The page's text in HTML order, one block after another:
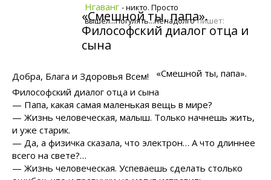
Нгаванг - никто. Просто
вышел...погулять...ненадолго пишет:
«Смешной ты, папа».
Философский диалог отца и
сына
Добра, Блага и Здоровья Всем!
«Смешной ты, папа».
Философский диалог отца и сына
— Папа, какая самая маленькая вещь в мире?
— Жизнь человеческая, малыш. Только начнешь жить,
и уже старик.
— Да, а физичка сказала, что электрон… А что длиннее
всего на свете?…
— Жизнь человеческая. Успеваешь сделать столько